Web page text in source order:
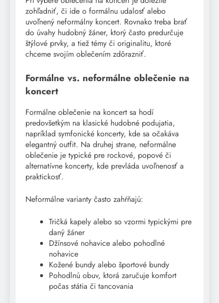
zohľadniť, či ide o formálnu udalosť alebo
uvoľnený neformálny koncert. Rovnako treba brať
do úvahy hudobný žáner, ktorý často predurčuje
štýlové prvky, a tiež témy či originalitu, ktoré
chceme svojím oblečením zdôrazniť.
Formálne vs. neformálne oblečenie na
koncert
Formálne oblečenie na koncert sa hodí
predovšetkým na klasické hudobné podujatia,
napríklad symfonické koncerty, kde sa očakáva
elegantný outfit. Na druhej strane, neformálne
oblečenie je typické pre rockové, popové či
alternatívne koncerty, kde prevláda uvoľnenosť a
praktickosť.
Neformálne varianty často zahŕňajú:
Tričká kapely alebo so vzormi typickými pre
daný žáner
Džínsové nohavice alebo pohodlné
nohavice
Kožené bundy alebo športové bundy
Pohodlnú obuv, ktorá zaručuje komfort
počas státia či tancovania